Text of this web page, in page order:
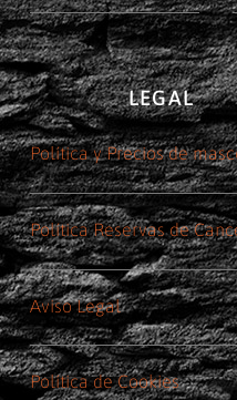
LEGAL
Política y Precios de
Política Reservas de
Aviso Legal
Política de Cookies